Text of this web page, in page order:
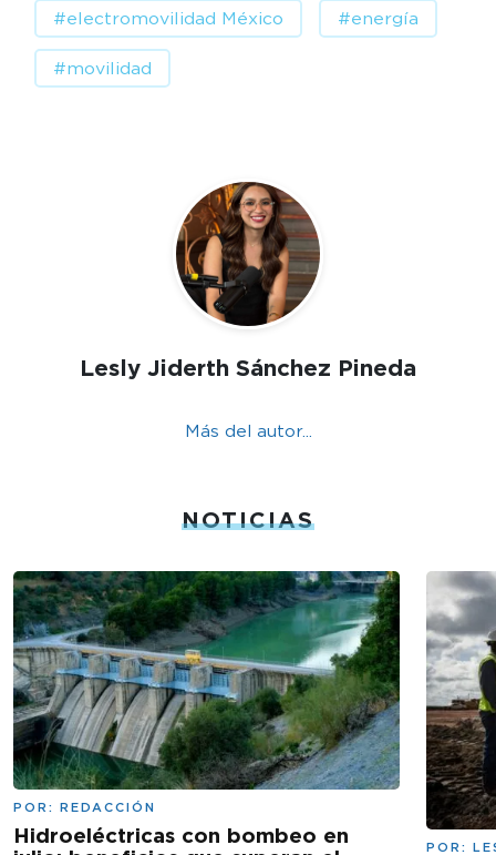
#electromovilidad México #energía
#movilidad
Lesly Jiderth Sánchez Pineda
Más del autor...
NOTICIAS
POR: REDACCIÓN
Hidroeléctricas con bombeo en
POR: